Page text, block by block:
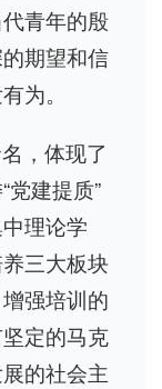
青年的殷
期望和信
为。
，体现了
党建提质”
理论学
三大板块
强培训的
定的马克
的社会主